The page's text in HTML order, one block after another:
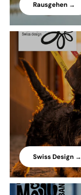
Rausgehen →
Swiss Design →